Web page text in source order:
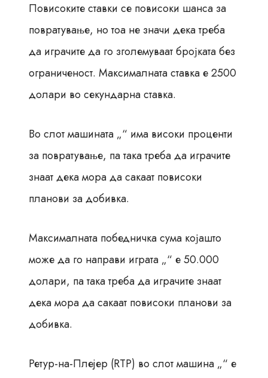
Повисоките ставки се повисоки шанса за
повратување, но тоа не значи дека треба
да играчите да го зголемуваат бројката без
ограниченост. Максималната ставка е 2500
долари во секундарна ставка.
Во слот машината „“ има високи проценти
за повратување, па така треба да играчите
знаат дека мора да сакаат повисоки
планови за добивка.
Максималната победничка сума којашто
може да го направи играта „“ е 50.000
долари, па така треба да играчите знаат
дека мора да сакаат повисоки планови за
добивка.
Ретур-на-Плеjер (RTP) во слот машина „“ е